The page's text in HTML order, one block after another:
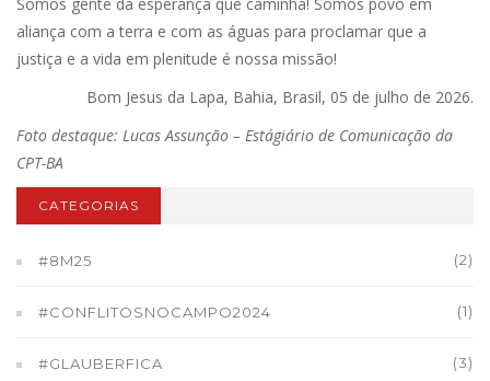
aliança com a terra e com as águas para proclamar que a
justiça e a vida em plenitude é nossa missão!
Bom Jesus da Lapa, Bahia, Brasil, 05 de julho de 2026.
Foto destaque: Lucas Assunção – Estágiário de Comunicação da
CPT-BA
CATEGORIAS
#8M25 (2)
#CONFLITOSNOCAMPO2024 (1)
#GLAUBERFICA (3)